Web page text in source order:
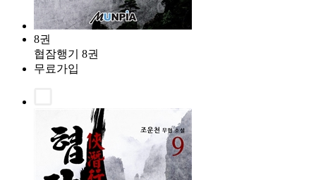
8권
협잠행기 8권
무료가입